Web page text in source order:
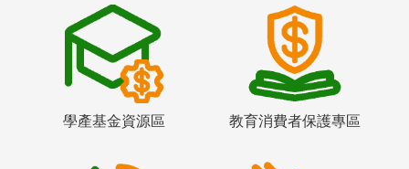
學產基金資源區 教育消費者保護專區